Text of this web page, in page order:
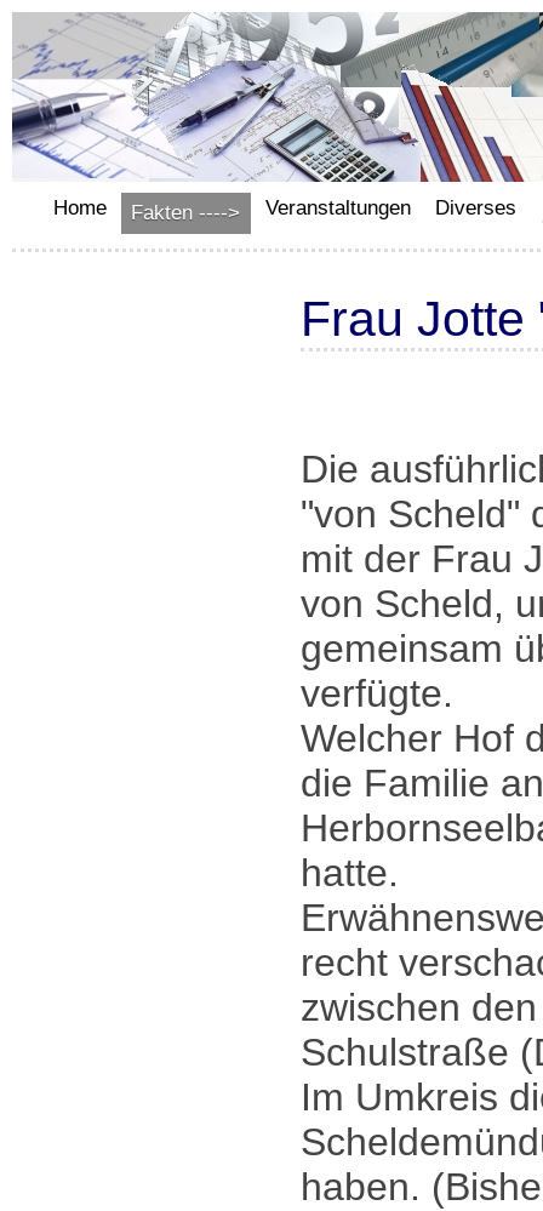
Home Fakten ----> Veranstaltungen Diverses
Frau
Die
"von Scheld"
mit der Frau
von Scheld,
gemeinsam
verfügte.
Welcher Hof
die Familie
hatte.
recht
zwischen
Schulstraße
Im Umkreis
haben.